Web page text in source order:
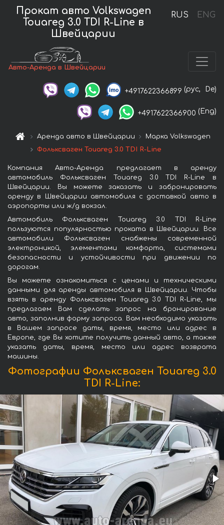
RUS ENG
Прокат авто Volkswagen
Touareg 3.0 TDI R-Line в
Швейцарии
Авто-Аренда в Швейцарии
+4917622366899 (рус, De)
+4917622366900 (Eng)
Аренда авто в Швейцарии
Марка Volkswagen
Фольксваген Touareg 3.0 TDI R-Line
Компания Авто-Аренда предлагает в аренду
автомобиль Фольксваген Touareg 3.0 TDI R-Line в
Швейцарии. Вы можете заказать и забронировать
аренду в Швейцарии автомобиля с доставкой авто в
аэропорты или ж/д вокзал.
Автомобиль Фольксваген Touareg 3.0 TDI R-Line
пользуются популярностью проката в Швейцарии. Все
автомобили Фольксваген снабжены современной
электроникой, элементами комфорта, системами
безопасности и устойчивости при движении по
дорогам.
Вы можете ознакомиться с ценами и техническими
данными для аренды автомобиля в Швейцарии. Чтобы
взять в аренду Фольксваген Touareg 3.0 TDI R-Line, мы
предлагаем Вам сделать запрос на бронирование
авто, заполнив форму запроса. Вам необходимо указать
в Вашем запросе даты, время, место или адрес в
Европе, где Вы хотите получить данный авто, а также
указать даты, время, место или адрес возврата
машины.
Фотографии Фольксваген Touareg 3.0
TDI R-Line: